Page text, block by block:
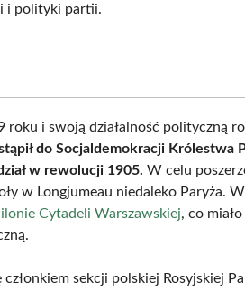
i polityki partii.
i swoją działalność polityczną
do Socjaldemokracji Królestwa
w rewolucji 1905. W celu
w Longjumeau niedaleko Paryża.
Cytadeli Warszawskiej, co
sekcji polskiej Rosyjskiej